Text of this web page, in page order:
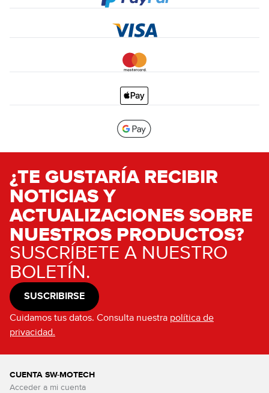
¿TE GUSTARÍA RECIBIR
NOTICIAS Y
ACTUALIZACIONES SOBRE
NUESTROS PRODUCTOS?
SUSCRÍBETE A NUESTRO
BOLETÍN.
SUSCRIBIRSE
Cuidamos tus datos. Consulta nuestra política de
privacidad.
CUENTA SW-MOTECH
Acceder a mi cuenta